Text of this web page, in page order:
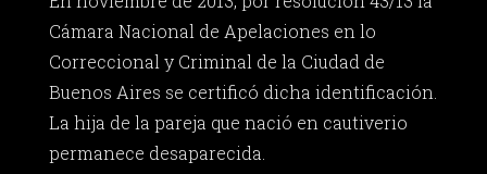
Cámara Nacional de Apelaciones en lo
Correccional y Criminal de la Ciudad de
Buenos Aires se certificó dicha identificación.
La hija de la pareja que nació en cautiverio
permanece desaparecida.